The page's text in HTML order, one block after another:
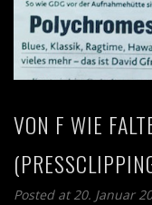
VON F WIE
Posted at 20. Januar